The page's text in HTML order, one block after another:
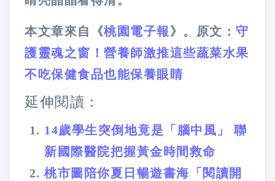
本文章來自《桃園電子報 》。原文： 守
護靈魂之窗！營養師激推這些蔬菜水果
不吃保健食品也能保養眼睛
延伸閱讀：
14歲學生突倒地竟是「腦中風」 聯
新國際醫院把握黃金時間救命
桃市圖陪你夏日暢遊書海「閱讀開